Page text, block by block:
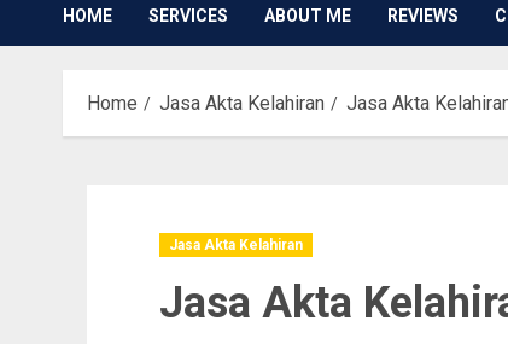
HOME SERVICES ABOUT ME REVIEWS
Home Jasa Akta Kelahiran Jasa Akta
Jasa Akta Kelahiran
Jasa Akta